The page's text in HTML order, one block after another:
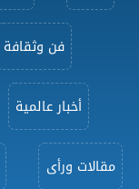
فن وثقافة
أخبار عالمية
مقالات ورأى